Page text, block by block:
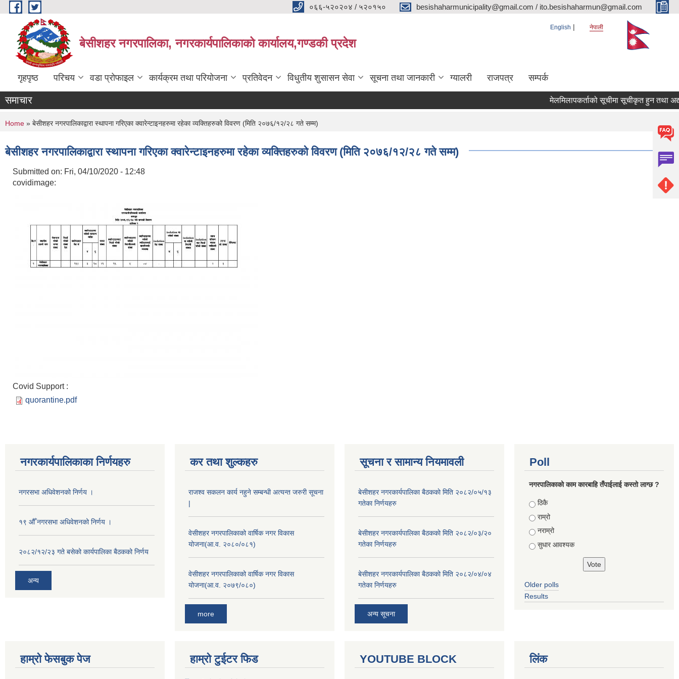
Skip to main content ०६६-५२०२०४ / ५२०१५० besishaharmunicipality@gmail.com / ito.besishaharmun@gmail.com
बेसीशहर नगरपालिका, नगरकार्यपालिकाको कार्यालय,गण्डकी प्रदेश
English नेपाली
गृहपृष्ठ परिचय वडा प्रोफाइल कार्यक्रम तथा परियोजना प्रतिवेदन विधुतीय शुसासन सेवा सूचना तथा जानकारी ग्यालरी राजपत्र सम्पर्क
समाचार मेलमिलापकर्ताको सूचीमा सूचीकृत हुन तथा
You are here
Home » बेसीशहर नगरपालिकाद्वारा स्थापना गरिएका क्वारेन्टाइनहरुमा रहेका व्यक्तिहरुको विवरण (मिति २०७६/१२/२८ गते सम्म)
बेसीशहर नगरपालिकाद्वारा स्थापना गरिएका क्वारेन्टाइनहरुमा रहेका व्यक्तिहरुको विवरण (मिति २०७६/१२/२८ गते सम्म)
Submitted on: Fri, 04/10/2020 - 12:48
covidimage:
Covid Support :
quorantine.pdf
नगरकार्यपालिकाका निर्णयहरु
नगरसभा अधिवेशनको निर्णय ।
१९ औँ नगरसभा अधिवेशनको निर्णय ।
२०८२/१२/२३ गते बसेको कार्यपालिका बैठकको निर्णय
अन्य
कर तथा शुल्कहरु
राजश्व सकलन कार्य नहुने सम्बन्धी अत्यन्त जरुरी सूचना
|
वेसीशहर नगरपालिकाको वार्षिक नगर विकास
योजना(आ.व. २०८०/०८१)
वेसीशहर नगरपालिकाको वार्षिक नगर विकास
योजना(आ.व. २०७९/०८०)
more
सूचना र सामान्य नियमावली
बे‍‍सीशहर नगरकार्यपालिका बैठककाे मिति २०८२/०५/१३
गतेका निर्णयहरु
बे‍‍सीशहर नगरकार्यपालिका बैठककाे मिति २०८२/०३/२०
गतेका निर्णयहरु
बे‍‍सीशहर नगरकार्यपालिका बैठककाे मिति २०८२/०४/०४
गतेका निर्णयहरु
अन्य सूचना
Poll
नगरपालिकाको काम कारबाहि तँपाईलाई कस्तो लाग्छ ?
Choices
ठिकै
राम्रो
नराम्रो
सुधार आवश्यक
Older polls
Results
हाम्रो फेसबुक पेज हाम्रो टुईटर फिड YOUTUBE BLOCK लिंक